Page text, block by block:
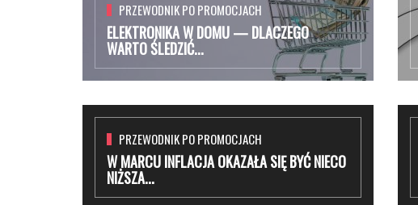
PRZEWODNIK PO PROMOCJACH
ELEKTRONIKA W DOMU — DLACZEGO
WARTO ŚLEDZIĆ...
PRZEWODNIK PO PROMOCJACH
W MARCU INFLACJA OKAZAŁA SIĘ BYĆ NIECO
NIŻSZA...